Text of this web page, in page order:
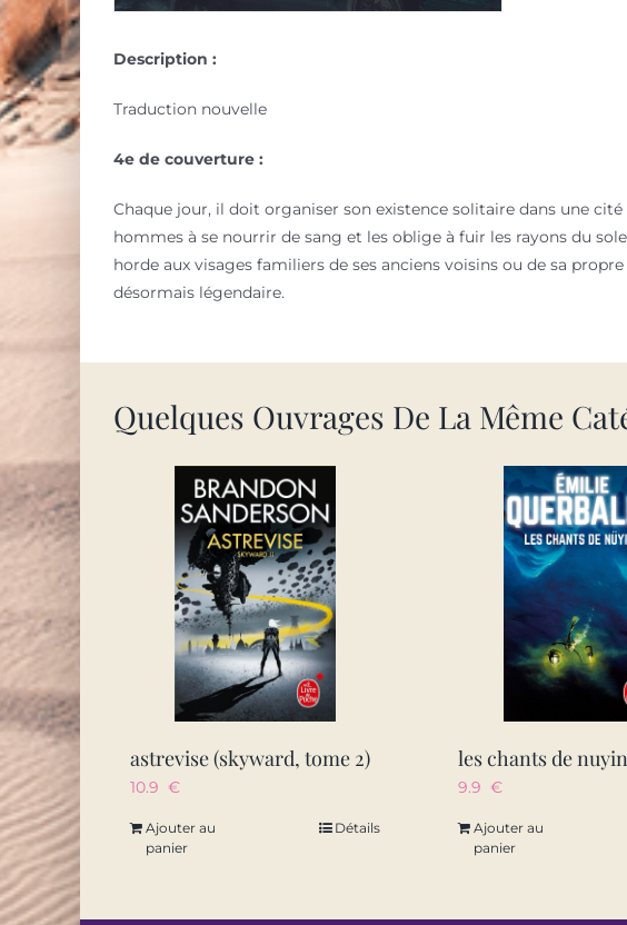
Description :
Traduction nouvelle
4e de couverture :
Chaque jour, il doit organiser son existence solitaire dans une
hommes à se nourrir de sang et les oblige à fuir les rayons du
horde aux visages familiers de ses anciens voisins ou de sa
désormais légendaire.
Quelques Ouvrages De La Même
astrevise (skyward, tome 2)
10.9 €
Ajouter au
panier
Détails
les chants de
9.9 €
Ajouter au
panier